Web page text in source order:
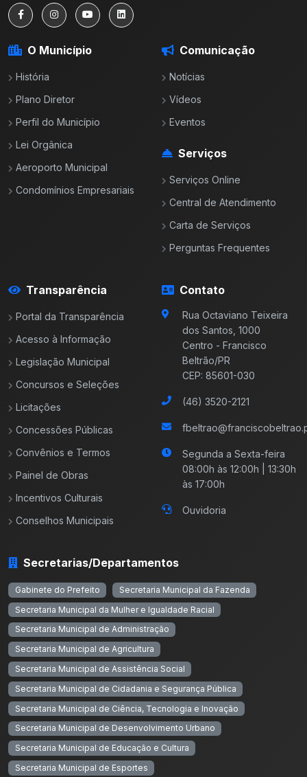
O Município
História
Plano Diretor
Perfil do Município
Lei Orgânica
Aeroporto Municipal
Condomínios Empresariais
Comunicação
Notícias
Vídeos
Eventos
Serviços
Serviços Online
Central de Atendimento
Carta de Serviços
Perguntas Frequentes
Transparência
Portal da Transparência
Acesso à Informação
Legislação Municipal
Concursos e Seleções
Licitações
Concessões Públicas
Convênios e Termos
Painel de Obras
Incentivos Culturais
Conselhos Municipais
Contato
Rua Octaviano Teixeira
dos Santos, 1000
Centro - Francisco
Beltrão/PR
CEP: 85601-030
(46) 3520-2121
Segunda a Sexta-feira
08:00h às 12:00h | 13:30h
às 17:00h
Ouvidoria
Secretarias/Departamentos
Gabinete do Prefeito
Secretaria Municipal da Fazenda
Secretaria Municipal da Mulher e Igualdade Racial
Secretaria Municipal de Administração
Secretaria Municipal de Agricultura
Secretaria Municipal de Assistência Social
Secretaria Municipal de Cidadania e Segurança Pública
Secretaria Municipal de Ciência, Tecnologia e Inovação
Secretaria Municipal de Desenvolvimento Urbano
Secretaria Municipal de Educação e Cultura
Secretaria Municipal de Esportes